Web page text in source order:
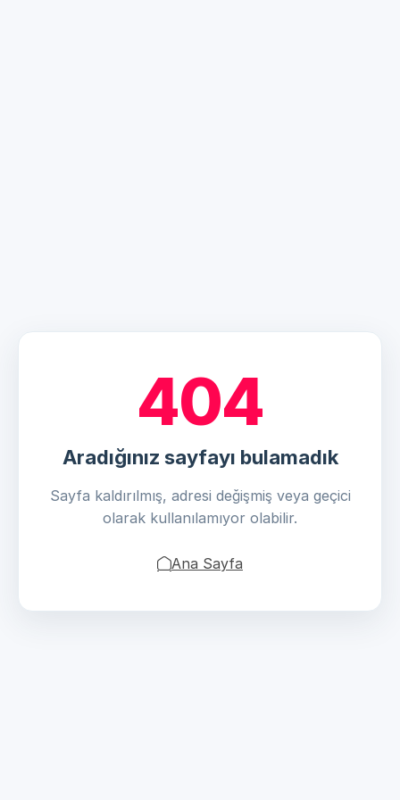
404
Aradığınız sayfayı bulamadık
Sayfa kaldırılmış, adresi değişmiş veya geçici
olarak kullanılamıyor olabilir.
Ana Sayfa